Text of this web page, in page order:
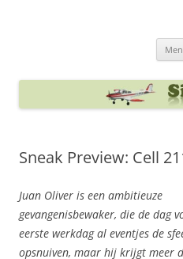
Sneak Preview: Cell
Juan Oliver is een ambitieuze
gevangenisbewaker, die de dag
eerste werkdag al eventjes de
opsnuiven, maar hij krijgt meer